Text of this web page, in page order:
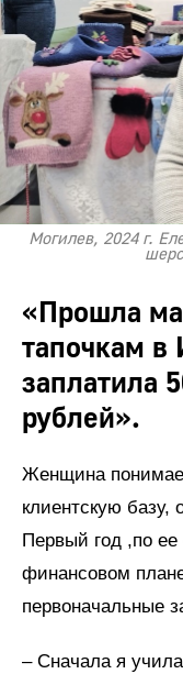
Могилев, 2024 г.
«Прошла
тапочкам в
заплатила
рублей».
Женщина
клиентскую базу,
Первый год ,по
финансовом
первоначальные
– Сначала я